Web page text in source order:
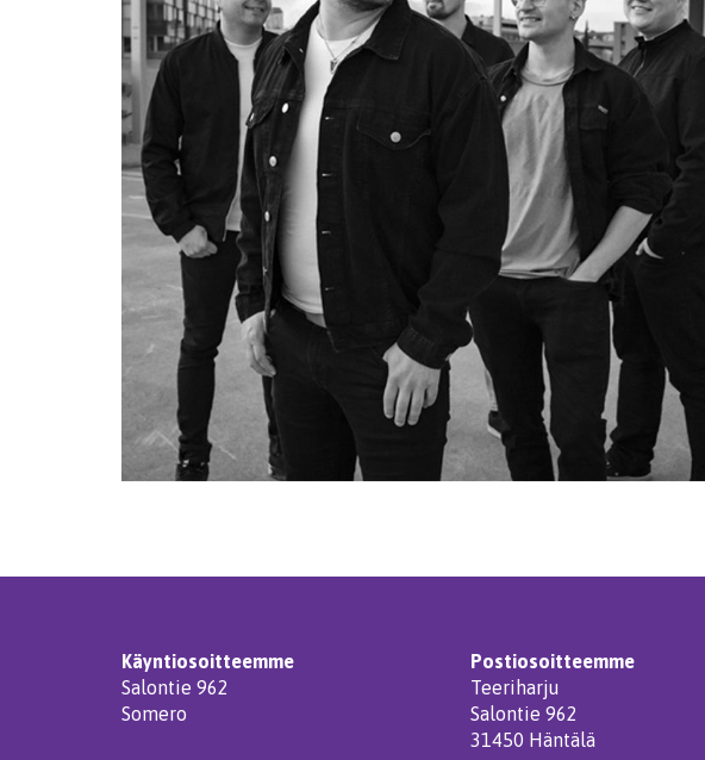
Käyntiosoitteemme
Salontie 962
Somero
Postiosoitteemme
Teeriharju
Salontie 962
31450 Häntälä